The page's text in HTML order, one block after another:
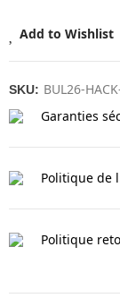
Add to Wishlist
SKU: BUL26-
Garanties
Politique de
Politique